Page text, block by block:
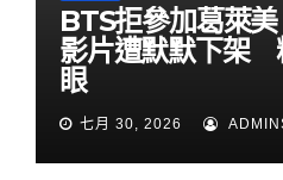
BTS拒參加葛萊
影片遭默默下架
眼
七月 30, 2026